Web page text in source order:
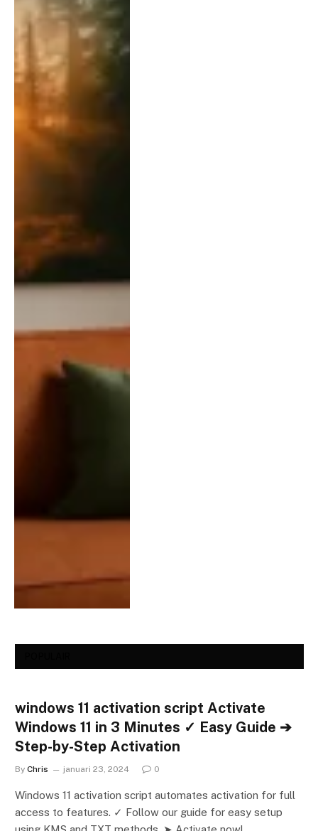
windows 11 activation script Activate
Windows 11 in 3 Minutes ✓ Easy Guide ➔
Step-by-Step Activation
By Chris januari 23, 2024 0
Windows 11 activation script automates activation for full
access to features. ✓ Follow our guide for easy setup